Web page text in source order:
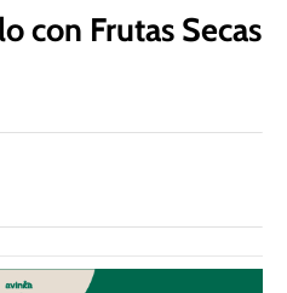
con Frutas Secas